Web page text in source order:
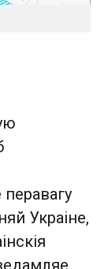
Украіне,